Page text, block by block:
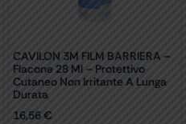
CAVILON 3M FILM BARRIERA –
Flacone 28 Ml – Protettivo
Cutaneo Non Irritante A Lunga
Durata
16,56 €